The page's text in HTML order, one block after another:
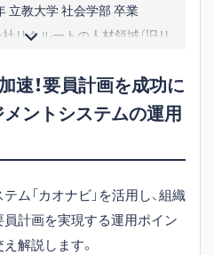
立教大学 社会学部 卒業
リクルートの人材領域（旧リ
営業、コンサルティング、新規
に従事。新しい取り組みとし
ズに成功。
マネージャーとして約60名規模
の責任者を経験。そのほか
MVGなど数多くの表彰を受賞。
速！要員計画を成功に
ントシステムの運用
ム「カオナビ」を活用し、組織
計画を実現する運用ポイン
解説します。